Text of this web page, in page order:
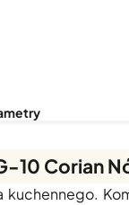
10 Corian
Classic